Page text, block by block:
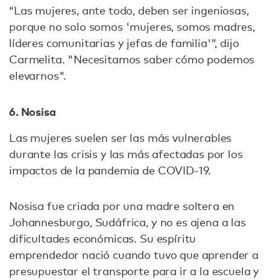
“Las mujeres, ante todo, deben ser ingeniosas,
porque no solo somos 'mujeres, somos madres,
líderes comunitarias y jefas de familia'”, dijo
Carmelita. "Necesitamos saber cómo podemos
elevarnos".
6. Nosisa
Las mujeres suelen ser las más vulnerables
durante las crisis y las más afectadas por los
impactos de la pandemia de COVID-19.
Nosisa fue criada por una madre soltera en
Johannesburgo, Sudáfrica, y no es ajena a las
dificultades económicas. Su espíritu
emprendedor nació cuando tuvo que aprender a
presupuestar el transporte para ir a la escuela y